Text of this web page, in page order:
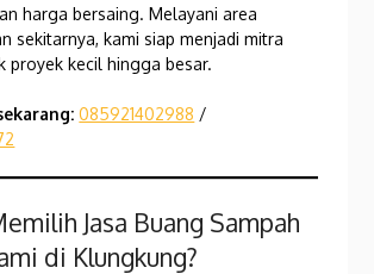
harga bersaing. Melayani area
sekitarnya, kami siap menjadi mitra
proyek kecil hingga besar.
085921402988 /
Jasa Buang Sampah
di Klungkung?